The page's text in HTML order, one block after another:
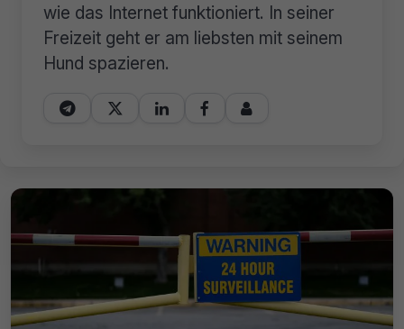
wie das Internet funktioniert. In seiner
Freizeit geht er am liebsten mit seinem
Hund spazieren.
    